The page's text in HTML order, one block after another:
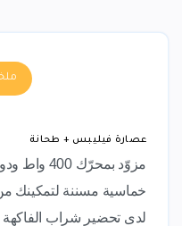
عصارة فيليبس + طحانة
خماسية مسننة لتمكينك
لدى تحضير شراب الفاكهة